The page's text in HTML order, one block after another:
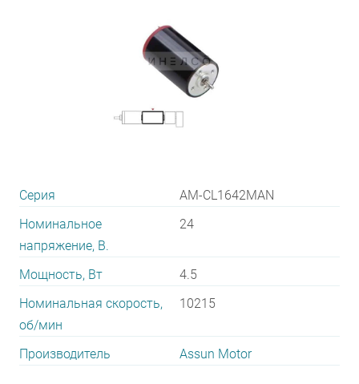
Серия
AM-CL1642MAN
Номинальное
напряжение, В.
24
Мощность, Вт
4.5
Номинальная скорость,
об/мин
10215
Производитель Assun Motor